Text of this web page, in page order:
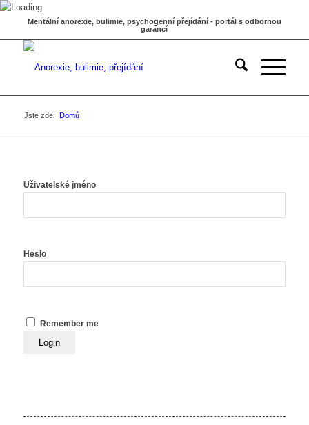
Mentální anorexie, bulimie, psychogenní přejídání - portál s odbornou
garancí
Jste zde: Domů
Uživatelské jméno
Heslo
Remember me